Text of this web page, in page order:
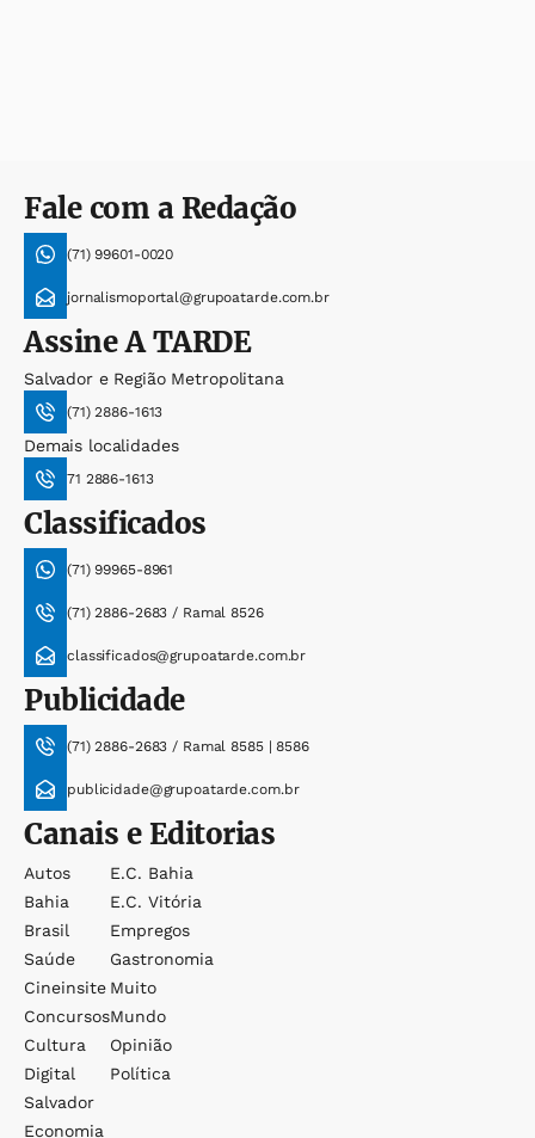
Fale com a Redação
(71) 99601-0020
jornalismoportal@grupoatarde.com.br
AssineA TARDE
Salvador e Região Metropolitana
(71) 2886-1613
Demais localidades
71 2886-1613
Classificados
(71) 99965-8961
(71) 2886-2683 / Ramal 8526
classificados@grupoatarde.com.br
Publicidade
(71) 2886-2683 / Ramal 8585 | 8586
publicidade@grupoatarde.com.br
Canais e Editorias
Autos
Bahia
Brasil
Saúde
Cineinsite
Concursos
Cultura
Digital
Salvador
Economia
E.c. Bahia
E.c. Vitória
Empregos
Gastronomia
Muito
Mundo
Opinião
Política